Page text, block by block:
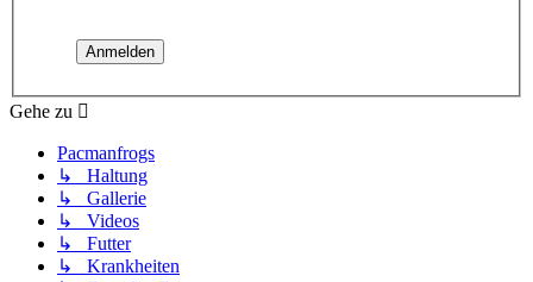
Gehe zu
Pacmanfrogs
↳ Haltung
↳ Gallerie
↳ Videos
↳ Futter
↳ Krankheiten